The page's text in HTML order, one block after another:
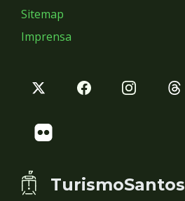
Sitemap
Imprensa
TurismoSantos